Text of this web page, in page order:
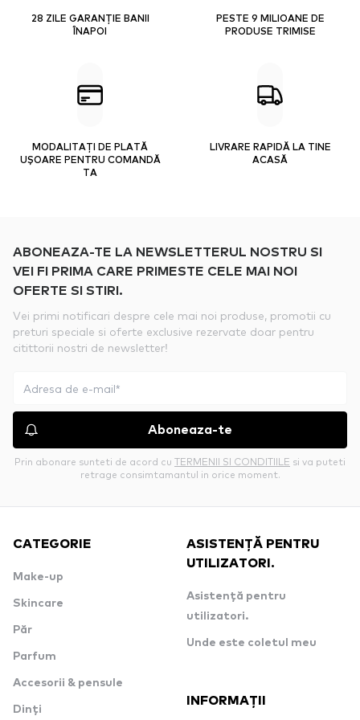
28 ZILE GARANȚIE BANII
ÎNAPOI
PESTE 9 MILIOANE DE
PRODUSE TRIMISE
MODALITAȚI DE PLATĂ
UȘOARE PENTRU COMANDĂ
TA
LIVRARE RAPIDĂ LA TINE
ACASĂ
ABONEAZA-TE LA NEWSLETTERUL NOSTRU SI
VEI FI PRIMA CARE PRIMESTE CELE MAI NOI
OFERTE SI STIRI.
Vei primi notificari despre cele mai noi produse, promotii cu
preturi speciale si oferte exclusive rezervate doar pentru
citittorii nostri de newsletter!
Aboneaza-te
Prin abonare sunteti de acord cu TERMENII SI CONDITIILE si va puteti
retrage consimtamantul in orice moment.
CATEGORIE
Make-up
Skincare
Păr
Parfum
Accesorii & pensule
Dinți
ASISTENȚĂ PENTRU
UTILIZATORI.
Asistență pentru
utilizatori.
Unde este coletul meu
INFORMAȚII